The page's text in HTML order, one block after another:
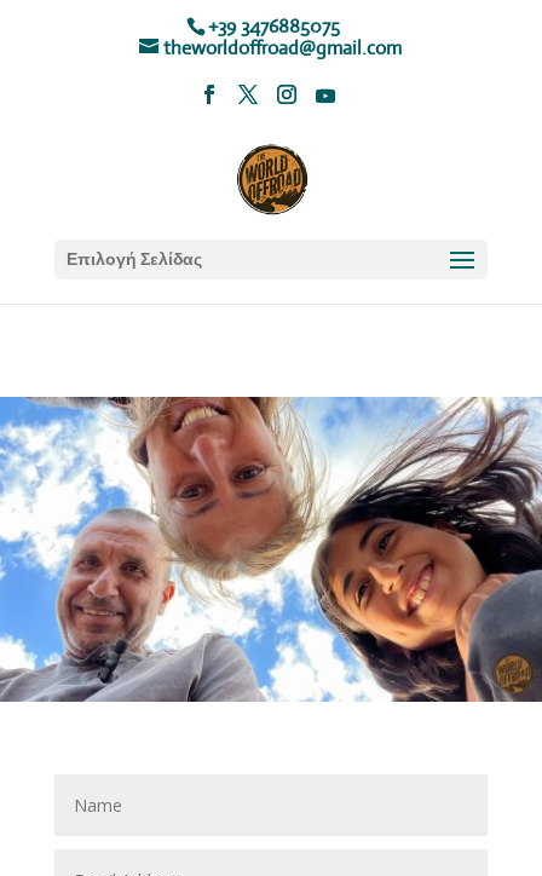
+39 3476885075
theworldoffroad@gmail.com
Επιλογή Σελίδας